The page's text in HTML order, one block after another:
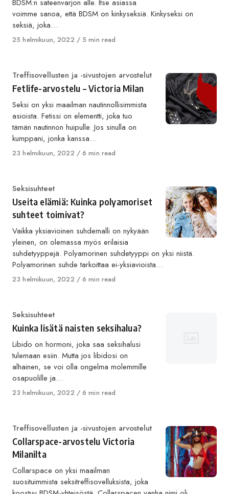
BDSM:n sateenvarjon alle. Itse asiassa
voimme sanoa, että BDSM on kinkyseksiä. Kinkyseksi on
seksiä, joka…
Published
25 helmikuun, 2022 5 min read
Category
Treffisovellusten ja -sivustojen arvostelut
Fetlife-arvostelu – Victoria Milan
Seksi on yksi maailman nautinnollisimmista
asioista. Fetissi on elementti, joka tuo
tämän nautinnon huipulle. Jos sinulla on
kumppani, jonka kanssa…
Published
23 helmikuun, 2022 6 min read
Category
Seksisuhteet
Useita elämiä: Kuinka polyamoriset
suhteet toimivat?
Vaikka yksiavioinen suhdemalli on nykyään
yleinen, on olemassa myös erilaisia
suhdetyyppejä. Polyamorinen suhdetyyppi on yksi niistä.
Polyamorinen suhde tarkoittaa ei-yksiavioista…
Published
23 helmikuun, 2022 6 min read
Category
Seksisuhteet
Kuinka lisätä naisten seksihalua?
Libido on hormoni, joka saa seksihalusi
tulemaan esiin. Mutta jos libidosi on
alhainen, se voi olla ongelma molemmille
osapuolille ja…
Published
23 helmikuun, 2022 6 min read
Category
Treffisovellusten ja -sivustojen arvostelut
Collarspace-arvostelu Victoria
Milanilta
Collarspace on yksi maailman
suosituimmista seksitreffisovelluksista, joka